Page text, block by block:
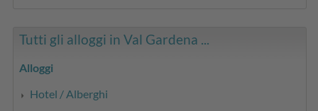
Tutti gli alloggi in Val Gardena ...
Alloggi
Hotel / Alberghi